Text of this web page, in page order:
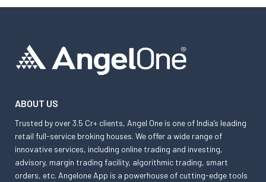
ABOUT US
Trusted by over 3.5 Cr+ clients, Angel One is one of India’s leading
retail full-service broking houses. We offer a wide range of
innovative services, including online trading and investing,
advisory, margin trading facility, algorithmic trading, smart
orders, etc. Angelone App is a powerhouse of cutting-edge tools